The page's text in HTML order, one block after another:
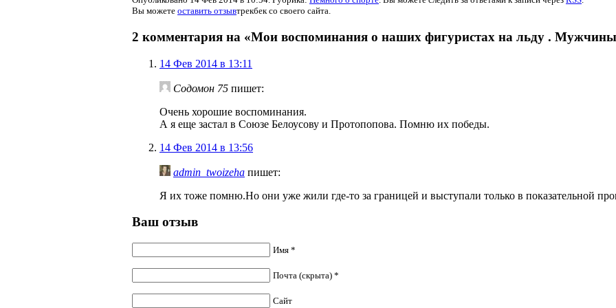
Вы можете оставить отзывтрекбек со своего сайта.
2 комментария на «Мои воспоминания о наших фигуристах на льду .
14 Фев 2014 в 13:11
Cодомон 75 пишет:
Очень хорошие воспоминания.
А я еще застал в Союзе Белоусову и Протопопова. Помню их победы.
14 Фев 2014 в 13:56
admin_twoizeha пишет:
Я их тоже помню.Но они уже жили где-то за границей и выступали только в показательной
Ваш отзыв
Имя *
Почта (скрыта) *
Сайт